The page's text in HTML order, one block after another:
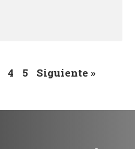
4 5 Siguiente »